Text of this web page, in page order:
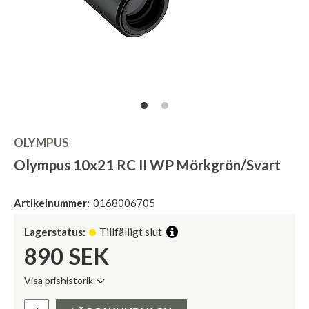
OLYMPUS
Olympus 10x21 RC II WP Mörkgrön/Svart
Artikelnummer: 0168006705
Lagerstatus: Tillfälligt slut
890 SEK
Visa prishistorik
Pris: